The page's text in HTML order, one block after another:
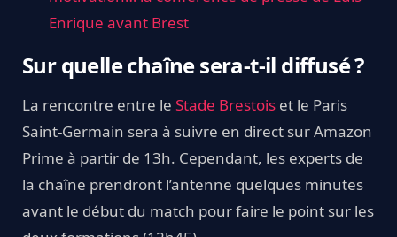
Enrique avant Brest
Sur quelle chaîne sera-t-il diffusé ?
La rencontre entre le Stade Brestois et le Paris
Saint-Germain sera à suivre en direct sur Amazon
Prime à partir de 13h. Cependant, les experts de
la chaîne prendront l’antenne quelques minutes
avant le début du match pour faire le point sur les